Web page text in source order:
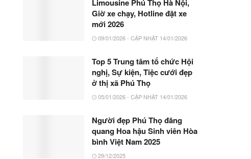
Limousine Phú Thọ Hà Nội,
Giờ xe chạy, Hotline đặt xe
mới 2026
09/01/2026 - CẬP NHẬT 14/01/2026
Top 5 Trung tâm tổ chức Hội
nghị, Sự kiện, Tiệc cưới đẹp
ở thị xã Phú Thọ
05/01/2026 - CẬP NHẬT 14/01/2026
Người đẹp Phú Thọ đăng
quang Hoa hậu Sinh viên Hòa
bình Việt Nam 2025
29/12/2025